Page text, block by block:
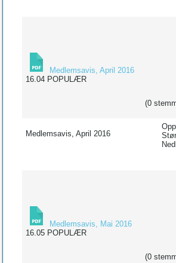
Medlemsavis, April 2016
16.04 POPULÆR
(0
Medlemsavis, April 2016
Medlemsavis, Mai 2016
16.05 POPULÆR
(0